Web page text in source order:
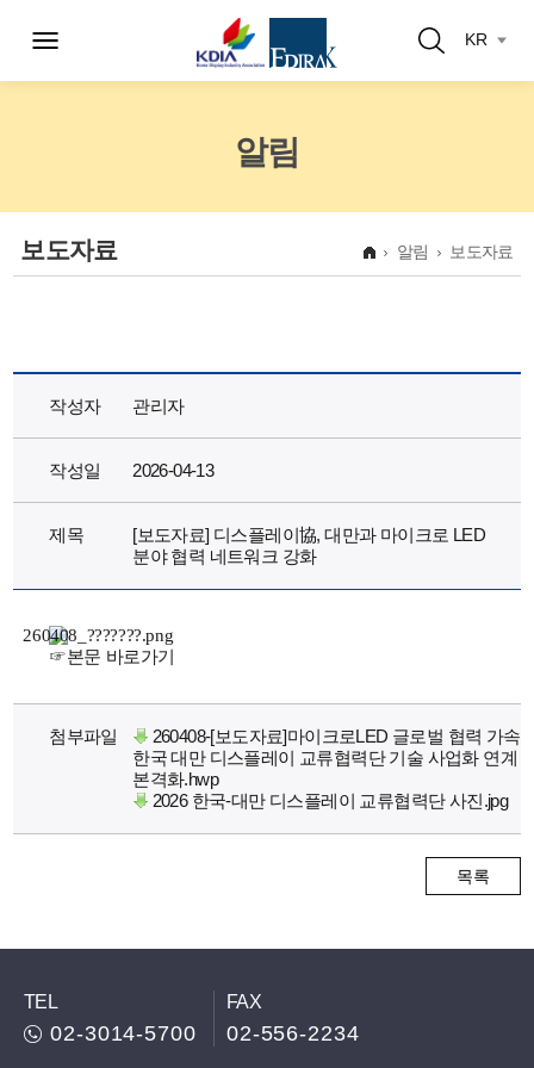
KR
알림
보도자료 알림 보도자료
작성자 관리자
작성일 2026-04-13
제목
[보도자료] 디스플레이協, 대만과 마이크로 LED
분야 협력 네트워크 강화
☞본문 바로가기
첨부파일
260408-[보도자료]마이크로LED 글로벌 협력 가속
한국 대만 디스플레이 교류협력단 기술 사업화 연계
본격화.hwp
2026 한국-대만 디스플레이 교류협력단 사진.jpg
목록
TEL
02-3014-5700
FAX
02-556-2234